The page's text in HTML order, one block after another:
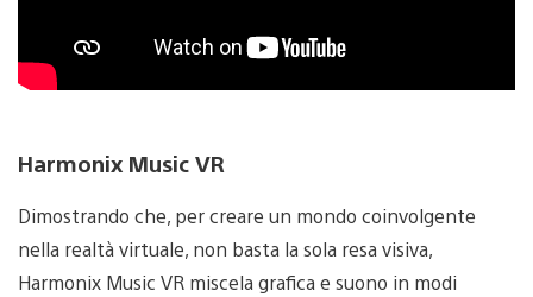
Harmonix Music VR
Dimostrando che, per creare un mondo coinvolgente
nella realtà virtuale, non basta la sola resa visiva,
Harmonix Music VR miscela grafica e suono in modi